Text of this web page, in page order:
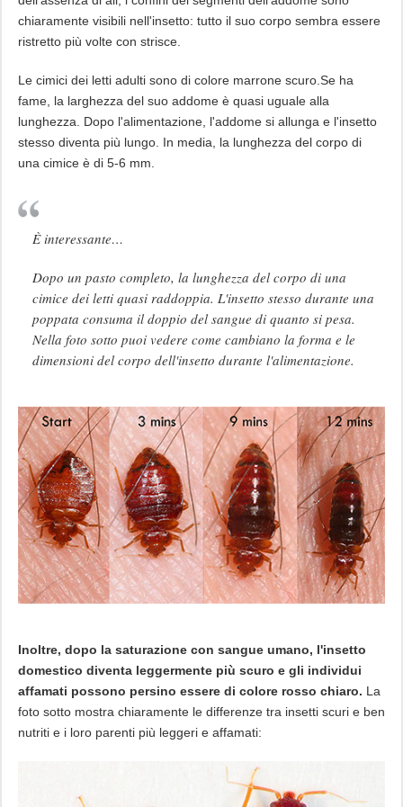
chiaramente visibili nell'insetto: tutto il suo corpo sembra essere
ristretto più volte con strisce.
Le cimici dei letti adulti sono di colore marrone scuro.Se ha
fame, la larghezza del suo addome è quasi uguale alla
lunghezza. Dopo l'alimentazione, l'addome si allunga e l'insetto
stesso diventa più lungo. In media, la lunghezza del corpo di
una cimice è di 5-6 mm.
È interessante…
Dopo un pasto completo, la lunghezza del corpo di una
cimice dei letti quasi raddoppia. L'insetto stesso durante una
poppata consuma il doppio del sangue di quanto si pesa.
Nella foto sotto puoi vedere come cambiano la forma e le
dimensioni del corpo dell'insetto durante l'alimentazione.
Inoltre, dopo la saturazione con sangue umano, l'insetto
domestico diventa leggermente più scuro e gli individui
affamati possono persino essere di colore rosso chiaro. La
foto sotto mostra chiaramente le differenze tra insetti scuri e ben
nutriti e i loro parenti più leggeri e affamati: